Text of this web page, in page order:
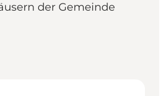
der Gemeinde